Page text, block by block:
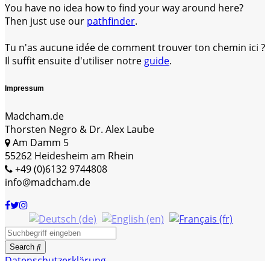
You have no idea how to find your way around here?
Then just use our pathfinder.
Tu n'as aucune idée de comment trouver ton chemin ici ?
Il suffit ensuite d'utiliser notre guide.
Impressum
Madcham.de
Thorsten Negro & Dr. Alex Laube
Am Damm 5
55262 Heidesheim am Rhein
+49 (0)6132 9744808
info@madcham.de
Search